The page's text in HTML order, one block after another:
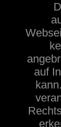
auf